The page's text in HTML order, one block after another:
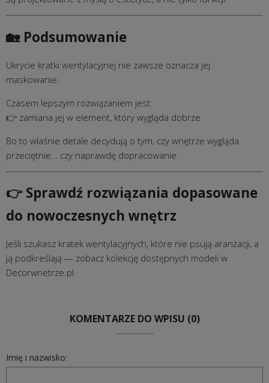
🏡 Podsumowanie
Ukrycie kratki wentylacyjnej nie zawsze oznacza jej
maskowanie.
Czasem lepszym rozwiązaniem jest:
👉 zamiana jej w element, który wygląda dobrze
Bo to właśnie detale decydują o tym, czy wnętrze wygląda
przeciętnie… czy naprawdę dopracowanie.
👉 Sprawdź rozwiązania dopasowane
do nowoczesnych wnętrz
Jeśli szukasz kratek wentylacyjnych, które nie psują aranżacji, a
ją podkreślają — zobacz kolekcję dostępnych modeli w
Decorwnetrze .pl
KOMENTARZE DO WPISU (0)
Imię i nazwisko: